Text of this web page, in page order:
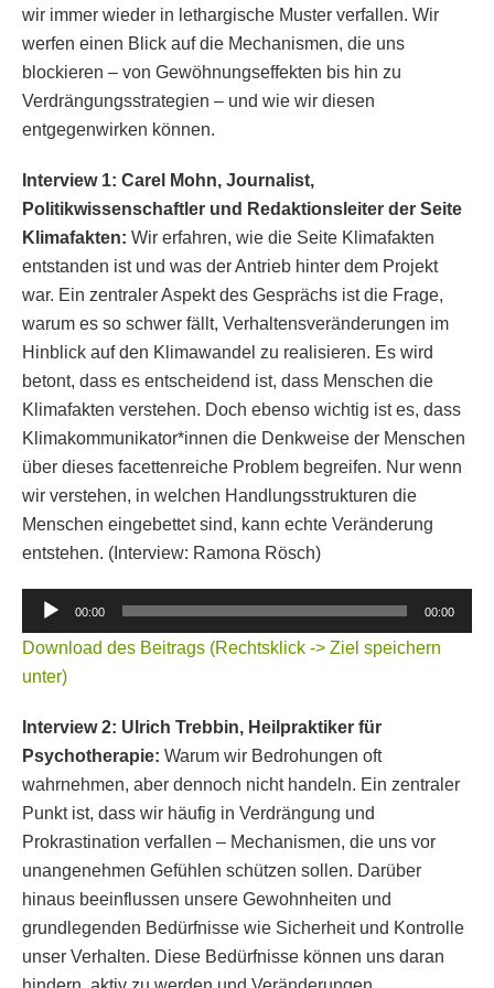
wir immer wieder in lethargische Muster verfallen. Wir
werfen einen Blick auf die Mechanismen, die uns
blockieren – von Gewöhnungseffekten bis hin zu
Verdrängungsstrategien – und wie wir diesen
entgegenwirken können.
Interview 1: Carel Mohn, Journalist,
Politikwissenschaftler und Redaktionsleiter der Seite
Klimafakten: Wir erfahren, wie die Seite Klimafakten
entstanden ist und was der Antrieb hinter dem Projekt
war. Ein zentraler Aspekt des Gesprächs ist die Frage,
warum es so schwer fällt, Verhaltensveränderungen im
Hinblick auf den Klimawandel zu realisieren. Es wird
betont, dass es entscheidend ist, dass Menschen die
Klimafakten verstehen. Doch ebenso wichtig ist es, dass
Klimakommunikator*innen die Denkweise der Menschen
über dieses facettenreiche Problem begreifen. Nur wenn
wir verstehen, in welchen Handlungsstrukturen die
Menschen eingebettet sind, kann echte Veränderung
entstehen. (Interview: Ramona Rösch)
Audio-
Player
00:00 00:00
Download des Beitrags (Rechtsklick -> Ziel speichern
unter)
Interview 2: Ulrich Trebbin, Heilpraktiker für
Psychotherapie: Warum wir Bedrohungen oft
wahrnehmen, aber dennoch nicht handeln. Ein zentraler
Punkt ist, dass wir häufig in Verdrängung und
Prokrastination verfallen – Mechanismen, die uns vor
unangenehmen Gefühlen schützen sollen. Darüber
hinaus beeinflussen unsere Gewohnheiten und
grundlegenden Bedürfnisse wie Sicherheit und Kontrolle
unser Verhalten. Diese Bedürfnisse können uns daran